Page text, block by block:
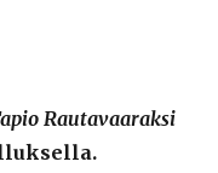
Rautavaaraksi